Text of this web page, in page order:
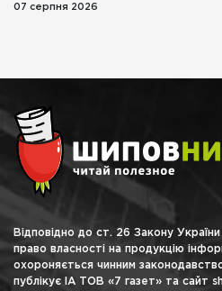
07 серпня 2026
Відповідно до ст. 26 Закону України
право власності на продукцію
охороняється чинним
публікує ІА ТОВ «7 газет» та сайт